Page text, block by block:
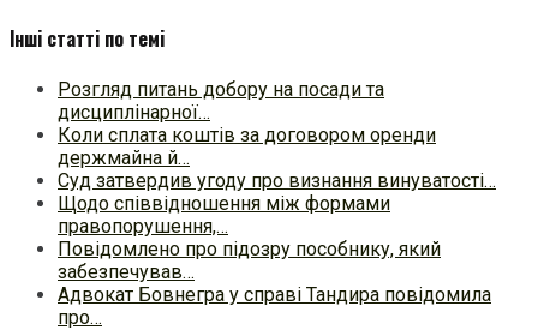
Інші статті по темі
Розгляд питань добору на посади та
дисциплінарної…
Коли сплата коштів за договором оренди
держмайна й…
Суд затвердив угоду про визнання винуватості…
Щодо співвідношення між формами
правопорушення,…
Повідомлено про підозру пособнику, який
забезпечував…
Адвокат Бовнегра у справі Тандира повідомила
про…